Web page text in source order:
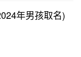
年男孩取名)